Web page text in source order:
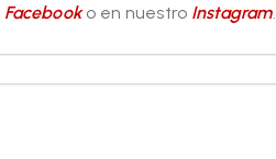
Facebooko en nuestro Instagram.